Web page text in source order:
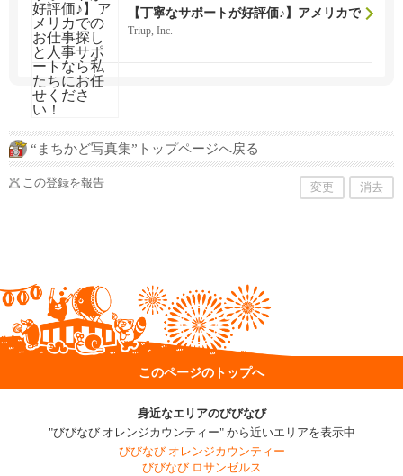
【丁寧なサポートが好評価♪】アメリカで
のお仕事探しと人事サポートなら私たち
にお任せください！
Triup, Inc.
“まちかど写真集”トップページへ戻る
この登録を報告 変更 消去
このページのトップへ
身近なエリアのびびなび
"びびなび オレンジカウンティー" から近いエリアを表示中
びびなび オレンジカウンティー
びびなび ロサンゼルス